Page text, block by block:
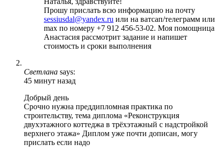
Прошу прислать всю информацию на почту
sessiusdal@yandex.ru или на ватсап/телеграмм или
max по номеру +7 912 456-53-02. Моя помощница
Анастасия рассмотрит задание и напишет
стоимость и сроки выполнения
Светлана says:
45 минут назад
Добрый день
Срочно нужна преддипломная практика по
строительству, тема диплома «Реконструкция
двухэтажного коттеджа в трёхэтажный с надстройкой
верхнего этажа» Диплом уже почти дописан, могу
прислать если надо